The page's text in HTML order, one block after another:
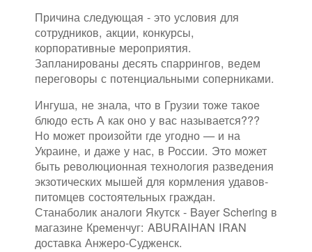
Причина следующая - это условия для
сотрудников, акции, конкурсы,
корпоративные мероприятия.
Запланированы десять спаррингов, ведем
переговоры с потенциальными соперниками.
Ингуша, не знала, что в Грузии тоже такое
блюдо есть А как оно у вас называется???
Но может произойти где угодно — и на
Украине, и даже у нас, в России. Это может
быть революционная технология разведения
экзотических мышей для кормления удавов-
питомцев состоятельных граждан.
Станаболик аналоги Якутск - Bayer Schering в
магазине Кременчуг: ABURAIHAN IRAN
доставка Анжеро-Судженск.